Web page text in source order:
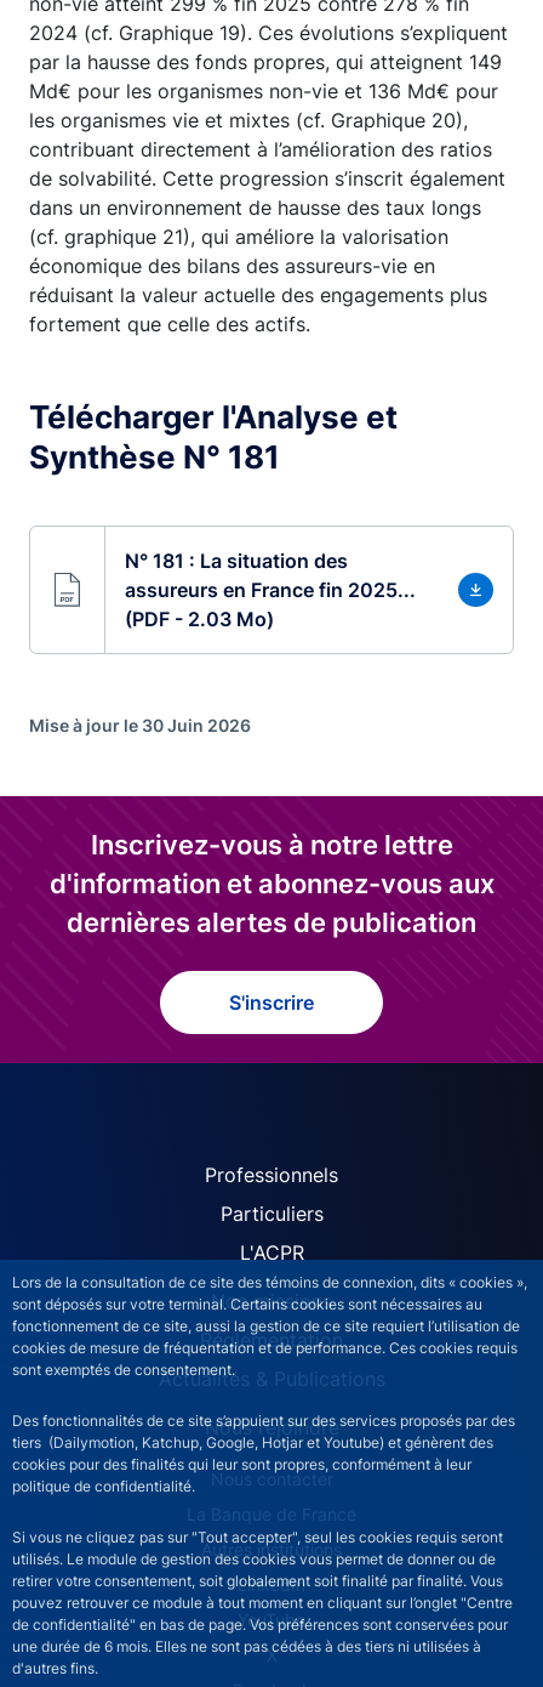
Lors de la consultation de ce site des témoins de connexion, dits « cookies »,
sont déposés sur votre terminal. Certains cookies sont nécessaires au
fonctionnement de ce site, aussi la gestion de ce site requiert l’utilisation de
cookies de mesure de fréquentation et de performance. Ces cookies requis
sont exemptés de consentement.
Des fonctionnalités de ce site s’appuient sur des services proposés par des
tiers (Dailymotion, Katchup, Google, Hotjar et Youtube) et génèrent des
cookies pour des finalités qui leur sont propres, conformément à leur
politique de confidentialité.
Si vous ne cliquez pas sur "Tout accepter", seul les cookies requis seront
utilisés. Le module de gestion des cookies vous permet de donner ou de
retirer votre consentement, soit globalement soit finalité par finalité. Vous
pouvez retrouver ce module à tout moment en cliquant sur l’onglet "Centre
de confidentialité" en bas de page. Vos préférences sont conservées pour
une durée de 6 mois. Elles ne sont pas cédées à des tiers ni utilisées à
d'autres fins.
2024 (cf. Graphique 19). Ces évolutions s’expliquent
par la hausse des fonds propres, qui atteignent 149
Md€ pour les organismes non-vie et 136 Md€ pour
les organismes vie et mixtes (cf. Graphique 20),
contribuant directement à l’amélioration des ratios
de solvabilité. Cette progression s’inscrit également
dans un environnement de hausse des taux longs
(cf. graphique 21), qui améliore la valorisation
économique des bilans des assureurs-vie en
réduisant la valeur actuelle des engagements plus
fortement que celle des actifs.
Télécharger l'Analyse et
Synthèse N° 181
N° 181 : La situation des
assureurs en France fin 2025...
(PDF - 2.03 Mo)
Mise à jour le 30 Juin 2026
Inscrivez-vous à notre lettre
d'information et abonnez-vous aux
dernières alertes de publication
S'inscrire
ACPR site navigation
Professionnels
Particuliers
L'ACPR
Nos missions
Réglementation
Actualités & Publications
Nous rejoindre
ACPR footer secondary menu (French)
Nous contacter
La Banque de France
Autres institutions
LinkedIn
YouTube
X